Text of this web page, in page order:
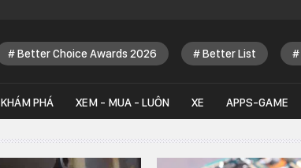
Better Choice Awards 2026 Better List
KHÁM PHÁ XEM - MUA - LUÔN XE APPS-GAME